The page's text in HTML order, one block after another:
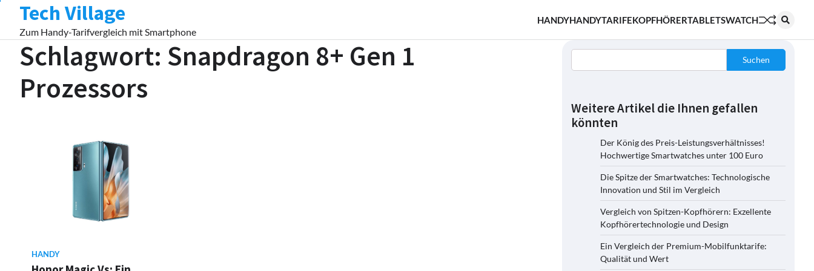
content
Tech Village
Zum Handy-Tarifvergleich mit Smartphone
HANDYHANDYTARIFEKOPFHÖRERTABLETSWATCH
Schlagwort: Snapdragon 8+ Gen 1
Prozessors
HANDY
Suchen
Weitere Artikel die Ihnen gefallen
könnten
Der König des Preis-Leistungsverhältnisses!
Hochwertige Smartwatches unter 100 Euro
Die Spitze der Smartwatches: Technologische
Innovation und Stil im Vergleich
Vergleich von Spitzen-Kopfhörern: Exzellente
Kopfhörertechnologie und Design
Ein Vergleich der Premium-Mobilfunktarife:
Qualität und Wert